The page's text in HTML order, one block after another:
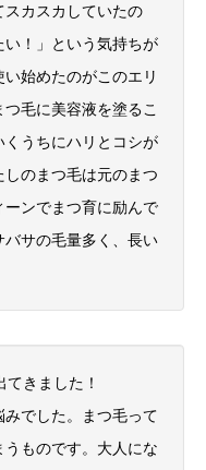
スカスカしていたの
！」という気持ちが
始めたのがこのエリ
毛に美容液を塗るこ
くうちにハリとコシが
のまつ毛は元のまつ
ンでまつ育に励んで
サの毛量多く、長い
きました！
でした。まつ毛って
ものです。大人にな